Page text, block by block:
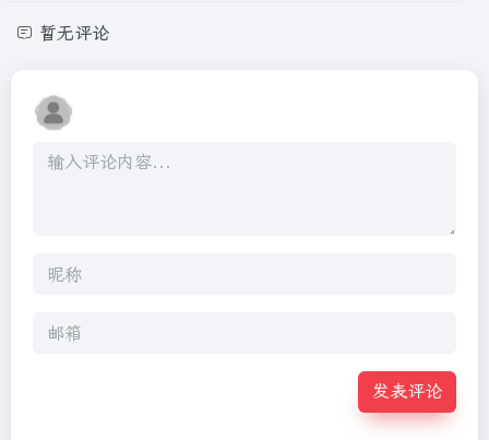
暂无评论
发表评论